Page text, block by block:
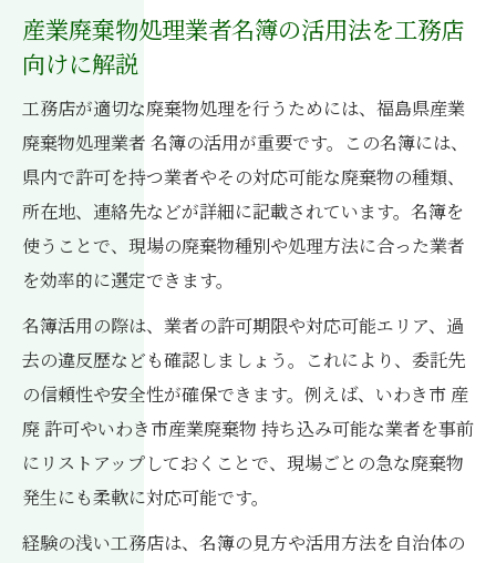
産業廃棄物処理業者名簿の活用法を工務店
向けに解説
工務店が適切な廃棄物処理を行うためには、福島県産業
廃棄物処理業者 名簿の活用が重要です。この名簿には、
県内で許可を持つ業者やその対応可能な廃棄物の種類、
所在地、連絡先などが詳細に記載されています。名簿を
使うことで、現場の廃棄物種別や処理方法に合った業者
を効率的に選定できます。
名簿活用の際は、業者の許可期限や対応可能エリア、過
去の違反歴なども確認しましょう。これにより、委託先
の信頼性や安全性が確保できます。例えば、いわき市 産
廃 許可やいわき市産業廃棄物 持ち込み可能な業者を事前
にリストアップしておくことで、現場ごとの急な廃棄物
発生にも柔軟に対応可能です。
経験の浅い工務店は、名簿の見方や活用方法を自治体の